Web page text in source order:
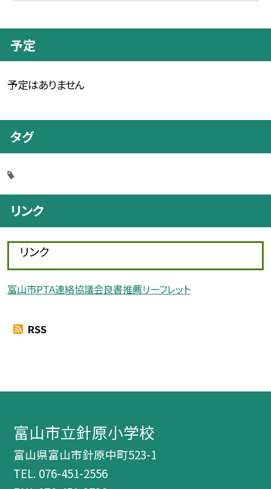
予定
予定はありません
タグ
リンク
リンク
富山市PTA連絡協議会良書推薦リーフレット
RSS
富山市立針原小学校
富山県富山市針原中町523-1
TEL. 076-451-2556